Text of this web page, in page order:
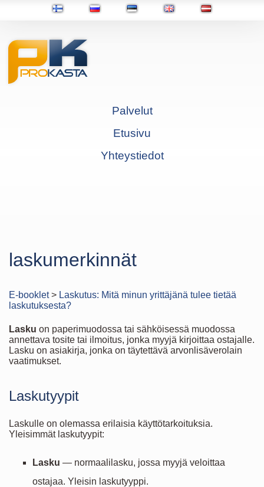
Palvelut
Etusivu
Yhteystiedot
laskumerkinnät
E-booklet> Laskutus: Mitä minun yrittäjänä tulee tietää
laskutuksesta?
Lasku on paperimuodossa tai sähköisessä muodossa
annettava tosite tai ilmoitus, jonka myyjä kirjoittaa ostajalle.
Lasku on asiakirja, jonka on täytettävä arvonlisäverolain
vaatimukset.
Laskutyypit
Laskulle on olemassa erilaisia käyttötarkoituksia.
Yleisimmät laskutyypit:
Lasku — normaalilasku, jossa myyjä veloittaa
ostajaa. Yleisin laskutyyppi.